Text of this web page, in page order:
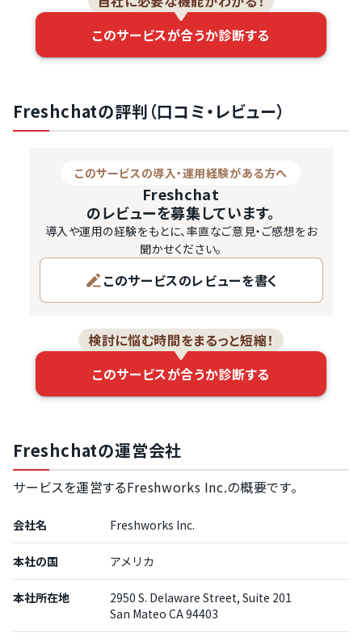
このサービスが合うか診断する
Freshchatの評判（口コミ・レビュー）
このサービスの導入・運用経験がある方へ
Freshchat
のレビューを募集しています。
導入や運用の経験をもとに、率直なご意見・ご感想をお
聞かせください。
このサービスのレビューを書く
検討に悩む時間をまるっと短縮！
このサービスが合うか診断する
Freshchatの運営会社
サービスを運営するFreshworks Inc.の概要です。
会社名 Freshworks Inc.
本社の国 アメリカ
本社所在地
2950 S. Delaware Street, Suite 201
San Mateo CA 94403